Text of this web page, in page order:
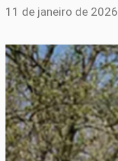
11 de janeiro de 2026